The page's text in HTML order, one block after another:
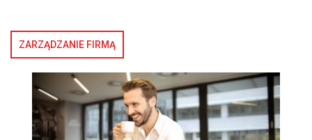
ZARZĄDZANIE FIRMĄ